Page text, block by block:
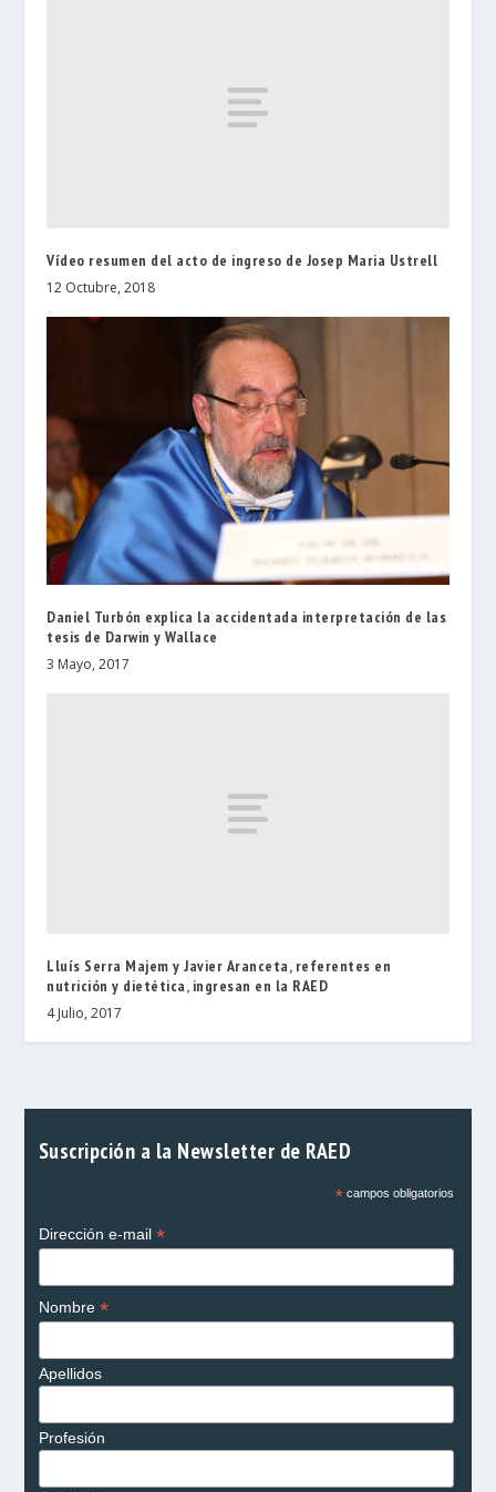
Vídeo resumen del acto de ingreso de Josep Maria Ustrell
12 Octubre, 2018
Daniel Turbón explica la accidentada interpretación de las
tesis de Darwin y Wallace
3 Mayo, 2017
Lluís Serra Majem y Javier Aranceta, referentes en
nutrición y dietética, ingresan en la RAED
4 Julio, 2017
Suscripción a la Newsletter de RAED
*campos obligatorios
Dirección e-mail *
Nombre *
Apellidos
Profesión